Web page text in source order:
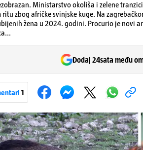
Ministarstvo okoliša i zelene
ritu zbog afričke svinjske kuge. Na
žena u 2024. godini. Procurio je novi
Dodaj 24sata među
1